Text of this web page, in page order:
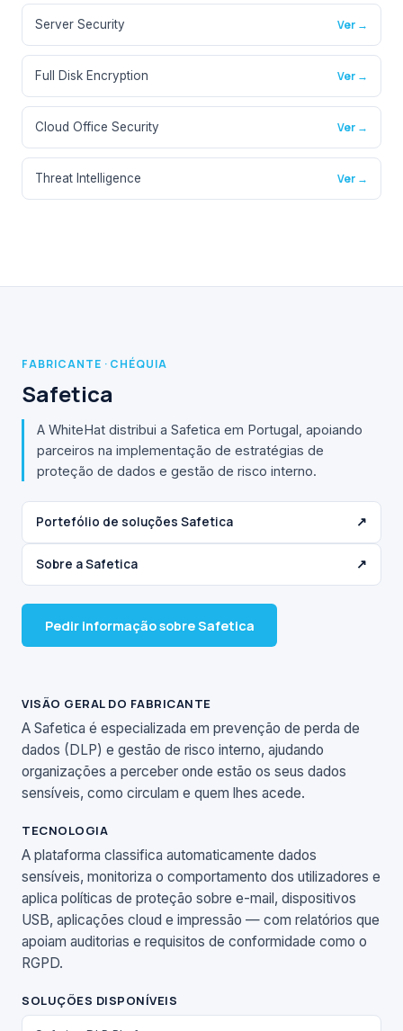
Server Security Ver →
Full Disk Encryption Ver →
Cloud Office Security Ver →
Threat Intelligence Ver →
FABRICANTE · CHÉQUIA
Safetica
A WhiteHat distribui a Safetica em Portugal, apoiando
parceiros na implementação de estratégias de
proteção de dados e gestão de risco interno.
Portefólio de soluções Safetica ↗
Sobre a Safetica ↗
Pedir informação sobre Safetica
VISÃO GERAL DO FABRICANTE
A Safetica é especializada em prevenção de perda de
dados (DLP) e gestão de risco interno, ajudando
organizações a perceber onde estão os seus dados
sensíveis, como circulam e quem lhes acede.
TECNOLOGIA
A plataforma classifica automaticamente dados
sensíveis, monitoriza o comportamento dos utilizadores e
aplica políticas de proteção sobre e-mail, dispositivos
USB, aplicações cloud e impressão — com relatórios que
apoiam auditorias e requisitos de conformidade como o
RGPD.
SOLUÇÕES DISPONÍVEIS